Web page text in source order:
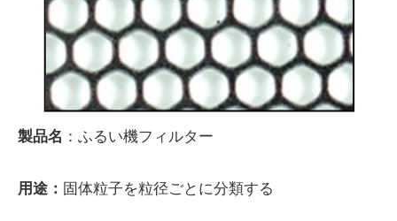
製品名 ：ふるい機フィルター
用途： 固体粒子を粒径ごとに分類する